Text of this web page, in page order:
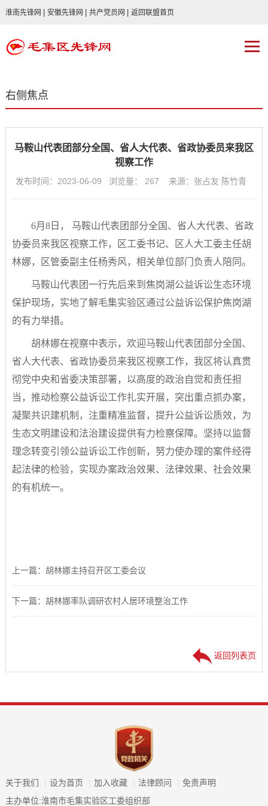
淮南先锋网 安徽先锋网 共产党员网 返回联盟首页
右侧焦点
马鞍山代表团部分全国、省人大代表、省政协委员来我区
视察工作
发布时间：2023-06-09 浏览量： 267 来源：张占友 陈竹青
6月8日， 马鞍山代表团部分全国、省人大代表、省政
协委员来我区视察工作，区工委书记、区人大工委主任胡
林娜，区管委副主任杨秀风，相关单位部门负责人陪同。
马鞍山代表团一行先后来到焦岗湖公益诉讼生态环境
保护现场，实地了解毛集实验区通过公益诉讼保护焦岗湖
的有力举措。
胡林娜在视察中表示，欢迎马鞍山代表团部分全国、
省人大代表、省政协委员来我区视察工作，我区将认真贯
彻党中央和省委决策部署，以高度的政治自觉和责任担
当，推动检察公益诉讼工作扎实开展，突出重点抓办案，
凝聚共识建机制，注重精准监督，提升公益诉讼质效，为
生态文明建设和法治建设提供有力检察保障。坚持以监督
理念转变引领公益诉讼工作创新，努力使办理的案件经得
起法律的检验，实现办案政治效果、法律效果、社会效果
的有机统一。
上一篇：胡林娜主持召开区工委会议
下一篇：胡林娜率队调研农村人居环境整治工作
返回列表页
关于我们 设为首页 加入收藏 法律顾问
免责声明
主办单位:淮南市毛集实验区工委组织部